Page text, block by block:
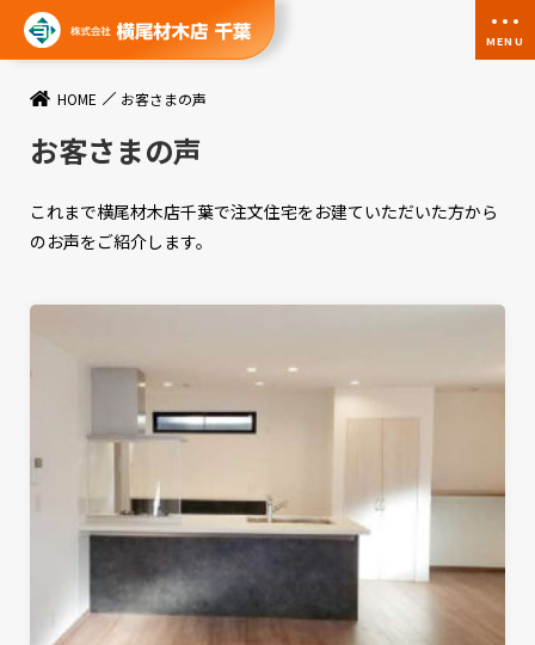
MENU
HOME お客さまの声
お客さまの声
これまで横尾材木店千葉で注文住宅をお建ていただいた方から
のお声をご紹介します。